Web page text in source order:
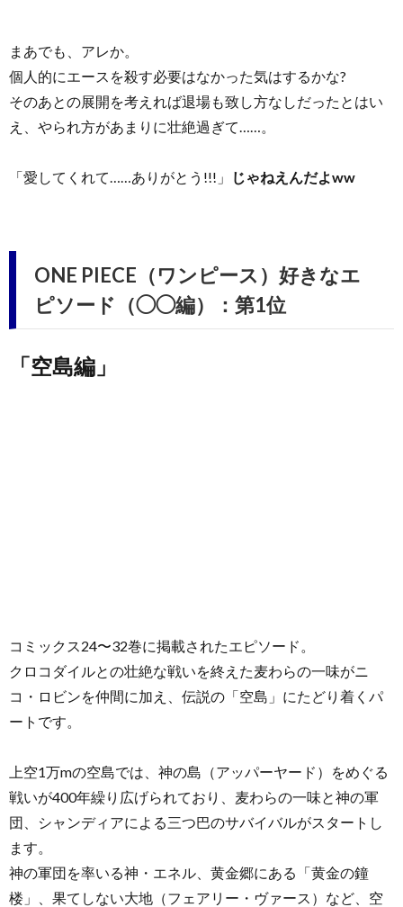
まあでも、アレか。
個人的にエースを殺す必要はなかった気はするかな?
そのあとの展開を考えれば退場も致し方なしだったとはい
え、やられ方があまりに壮絶過ぎて……。
「愛してくれて……ありがとう!!!」 じゃねえんだよww
ONE PIECE（ワンピース）好きなエ
ピソード（◯◯編）：第1位
「空島編」
コミックス24〜32巻に掲載されたエピソード。
クロコダイルとの壮絶な戦いを終えた麦わらの一味がニ
コ・ロビンを仲間に加え、伝説の「空島」にたどり着くパ
ートです。
上空1万mの空島では、神の島（アッパーヤード）をめぐる
戦いが400年繰り広げられており、麦わらの一味と神の軍
団、シャンディアによる三つ巴のサバイバルがスタートし
ます。
神の軍団を率いる神・エネル、黄金郷にある「黄金の鐘
楼」、果てしない大地（フェアリー・ヴァース）など、空